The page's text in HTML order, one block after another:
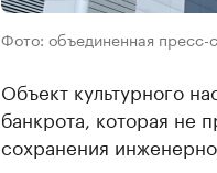
Фото: объединенная
Объект культурного
банкрота, которая не
сохранения